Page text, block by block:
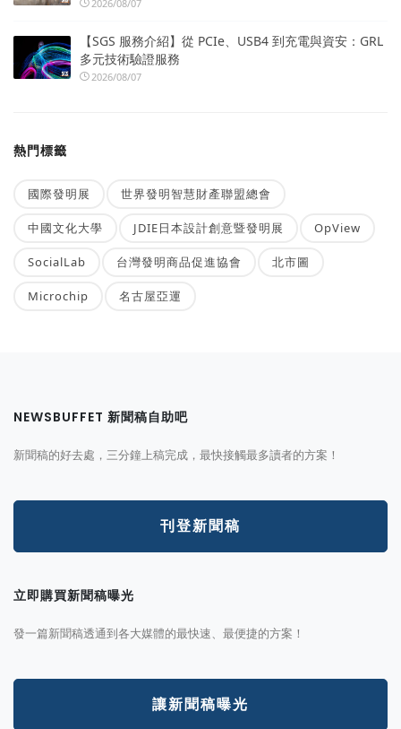
2026/08/07
【SGS 服務介紹】從 PCIe、USB4 到充電與資安：GRL
多元技術驗證服務
2026/08/07
熱門標籤
國際發明展 世界發明智慧財產聯盟總會
中國文化大學 JDIE日本設計創意暨發明展 OpView
SocialLab 台灣發明商品促進協會 北市圖
Microchip 名古屋亞運
NEWSBUFFET 新聞稿自助吧
新聞稿的好去處，三分鐘上稿完成，最快接觸最多讀者的方案！
刊登新聞稿
立即購買新聞稿曝光
發一篇新聞稿透通到各大媒體的最快速、最便捷的方案！
讓新聞稿曝光